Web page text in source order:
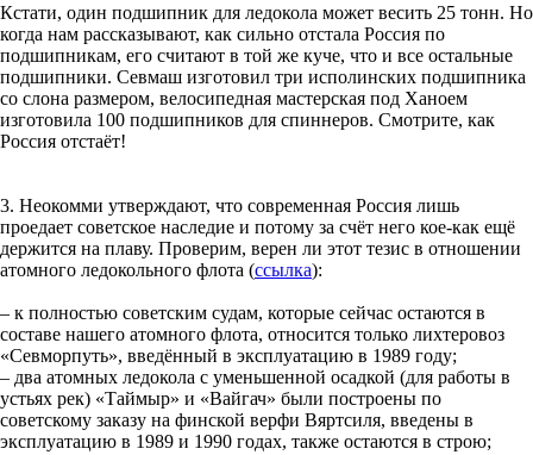
Кстати, один подшипник для ледокола может весить 25 тонн. Но
когда нам рассказывают, как сильно отстала Россия по
подшипникам, его считают в той же куче, что и все остальные
подшипники. Севмаш изготовил три исполинских подшипника
со слона размером, велосипедная мастерская под Ханоем
изготовила 100 подшипников для спиннеров. Смотрите, как
Россия отстаёт!
3. Неокомми утверждают, что современная Россия лишь
проедает советское наследие и потому за счёт него кое-как ещё
держится на плаву. Проверим, верен ли этот тезис в отношении
атомного ледокольного флота (ссылка):
– к полностью советским судам, которые сейчас остаются в
составе нашего атомного флота, относится только лихтеровоз
«Севморпуть», введённый в эксплуатацию в 1989 году;
– два атомных ледокола с уменьшенной осадкой (для работы в
устьях рек) «Таймыр» и «Вайгач» были построены по
советскому заказу на финской верфи Вяртсиля, введены в
эксплуатацию в 1989 и 1990 годах, также остаются в строю;